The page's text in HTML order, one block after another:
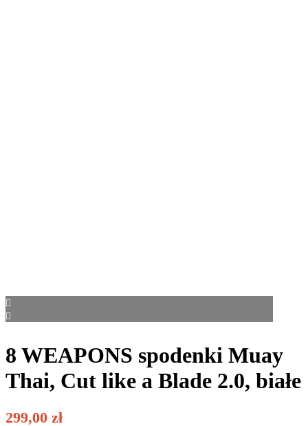
8 WEAPONS spodenki Muay
Thai, Cut like a Blade 2.0, białe
299,00 zł